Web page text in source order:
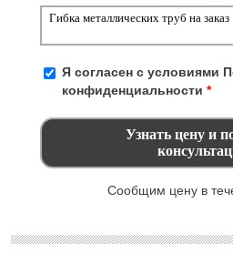
Я согласен с условиями
конфиденциальности *
Сообщим цену в